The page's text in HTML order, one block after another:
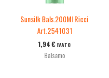
Sunsilk Bals.200Ml Ricci
Art.2541031
1,94€ IVATO
Balsamo